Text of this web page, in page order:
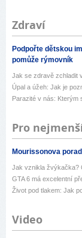
Zdraví
Podpořte dětskou
pomůže rýmovník
Jak se zdravě zchladit
Úpal a úžeh: Jak je
Parazité v nás: Kterým
Pro
Mourissonova
Jak vznikla žvýkačka?
GTA 6 má excelentní
Život pod tlakem: Jak
Video